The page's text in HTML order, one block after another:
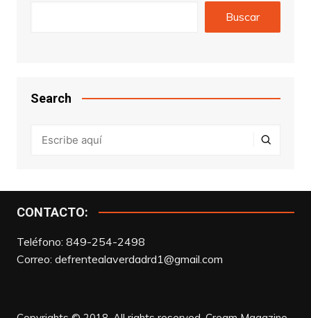
Buscar
Search
CONTACTO:
Teléfono: 849-254-2498
Correo: defrentealaverdadrd1@gmail.com